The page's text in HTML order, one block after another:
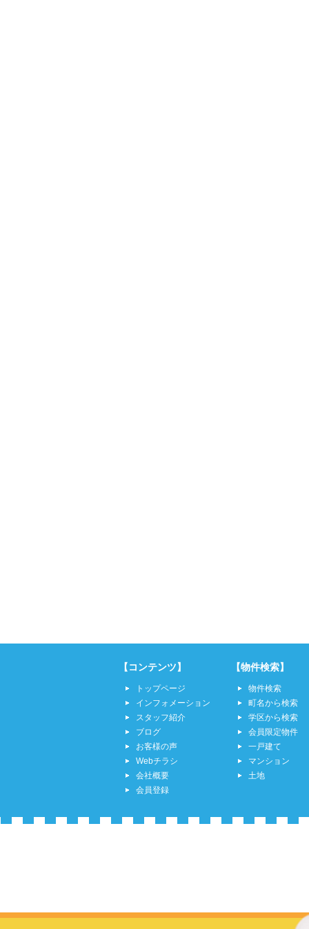
【コンテンツ】
トップページ
インフォメーション
スタッフ紹介
ブログ
お客様の声
Webチラシ
会社概要
会員登録
【物件検索】
物件検索
町名から検索
学区から検索
会員限定物件
一戸建て
マンション
土地